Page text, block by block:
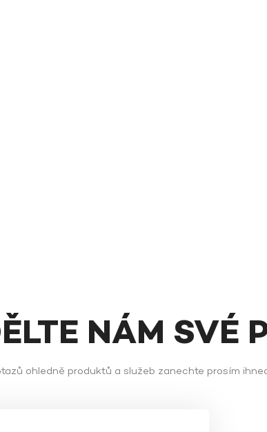
NÁM SVÉ
ohledně produktů a služeb zanechte prosím